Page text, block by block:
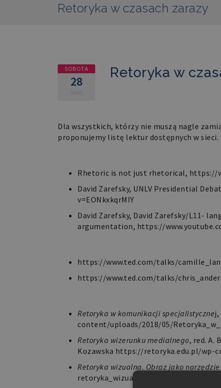
Retoryka w czasach zarazy
SOBOTA
28
MAR
Retoryka w
Dla wszystkich, którzy nie muszą nagle
proponujemy listę lektur dostępnych w sieci.
Rhetoric is not just rhetorical, https://
David Zarefsky, UNLV Presidential
v=EONkxkqrMIY
David Zarefsky, David Zarefsky/L11-
argumentation, https://
https://www.ted.com/talks/
https://www.ted.com/talks/
Retoryka w komunikacji specjalistycznej,
content/uploads/2018/05/
Retoryka wizerunku medialnego, red. A.
Kozawska https://retoryka.edu.pl/wp-
Retoryka wizualna. Obraz jako
retoryka_wizualna